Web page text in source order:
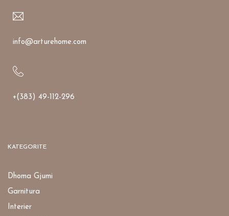
info@arturehome.com
+(383) 49-112-296
KATEGORITE
Dhoma Gjumi
Garnitura
Interier